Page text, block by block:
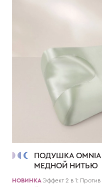
ПОДУШКА
МЕДНОЙ НИТЬЮ
НОВИНКА Эффект 2 в 1: